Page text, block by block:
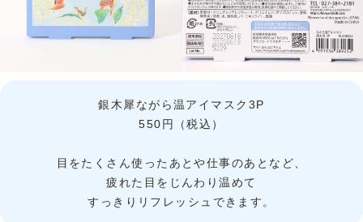
銀木犀ながら温アイマスク3P
550円（税込）
目をたくさん使ったあとや仕事のあとなど、
疲れた目をじんわり温めて
すっきりリフレッシュできます。